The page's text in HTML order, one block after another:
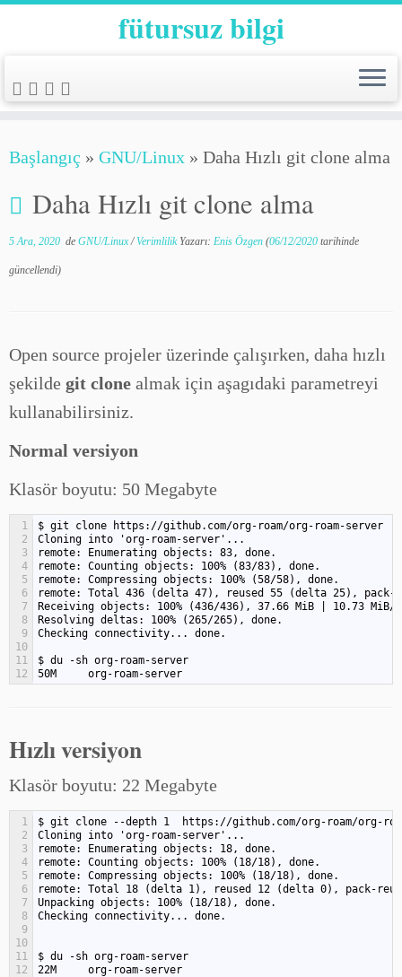
fütursuz bilgi
Başlangıç » GNU/Linux » Daha Hızlı git clone alma
Daha Hızlı git clone alma
5 Ara, 2020 de GNU/Linux/Verimlilik Yazarı: Enis Özgen (06/12/2020 tarihinde
güncellendi)
Open source projeler üzerinde çalışırken, daha hızlı
şekilde git clone almak için aşagıdaki parametreyi
kullanabilirsiniz.
Normal versiyon
Klasör boyutu: 50 Megabyte
1
2
3
4
5
6
7
8
9
10
11
12
$ git clone https://github.com/org-roam/org-roam-server
Cloning into 'org-roam-server'...
remote: Enumerating objects: 83, done.
remote: Counting objects: 100% (83/83), done.
remote: Compressing objects: 100% (58/58), done.
remote: Total 436 (delta 47), reused 55 (delta 25), pack-
Receiving objects: 100% (436/436), 37.66 MiB | 10.73 MiB/
Resolving deltas: 100% (265/265), done.
Checking connectivity... done.
$ du -sh org-roam-server
50M     org-roam-server
Hızlı versiyon
Klasör boyutu: 22 Megabyte
1
2
3
4
5
6
7
8
9
10
11
12
$ git clone --depth 1  https://github.com/org-roam/org-
Cloning into 'org-roam-server'...
remote: Enumerating objects: 18, done.
remote: Counting objects: 100% (18/18), done.
remote: Compressing objects: 100% (18/18), done.
remote: Total 18 (delta 1), reused 12 (delta 0), pack-
Unpacking objects: 100% (18/18), done.
Checking connectivity... done.
$ du -sh org-roam-server
22M     org-roam-server